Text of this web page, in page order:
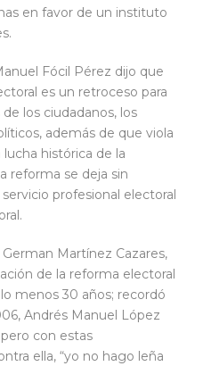
en favor de un instituto
Fócil Pérez dijo que
es un retroceso para
los ciudadanos, los
además de que viola
lucha histórica de la
reforma se deja sin
profesional electoral
Martínez Cazares,
de la reforma electoral
menos 30 años; recordó
Andrés Manuel López
con estas
ella, “yo no hago leña